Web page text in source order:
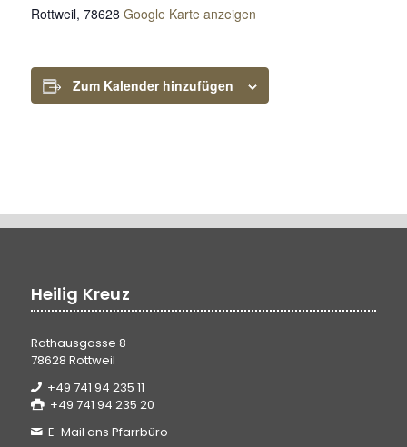
Rottweil, 78628 Google Karte anzeigen
Zum Kalender hinzufügen
Heilig Kreuz
Rathausgasse 8
78628 Rottweil
+49 741 94 235 11
+49 741 94 235 20
E-Mail ans Pfarrbüro